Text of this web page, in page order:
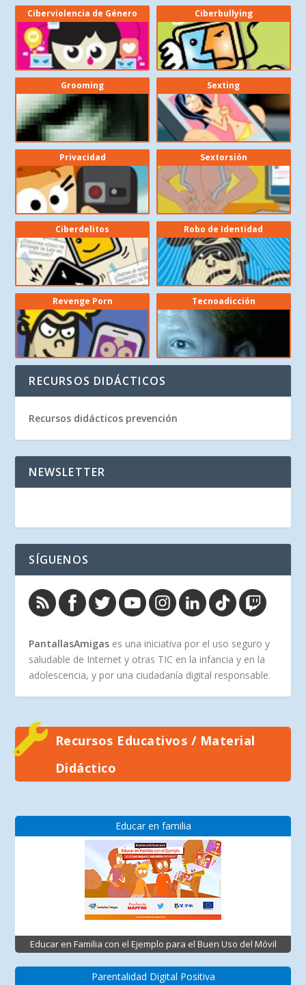
Ciberviolencia de Género Ciberbullying
Grooming Sexting
Privacidad Sextorsión
Ciberdelitos Robo de Identidad
Revenge Porn Tecnoadicción
RECURSOS DIDÁCTICOS
Recursos didácticos prevención
NEWSLETTER
SÍGUENOS
PantallasAmigas es una iniciativa por el uso seguro y
saludable de Internet y otras TIC en la infancia y en la
adolescencia, y por una ciudadanía digital responsable.
Recursos Educativos / Material
Didáctico
Educar en familia
Educar en Familia con el Ejemplo para el Buen Uso del Móvil
Parentalidad Digital Positiva